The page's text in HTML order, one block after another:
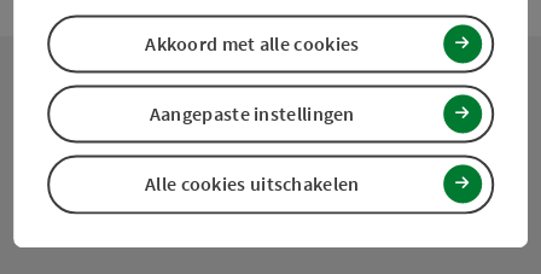
Contact
Alle cookies uitschakelen
Aangepaste instellingen
Akkoord met alle cookies